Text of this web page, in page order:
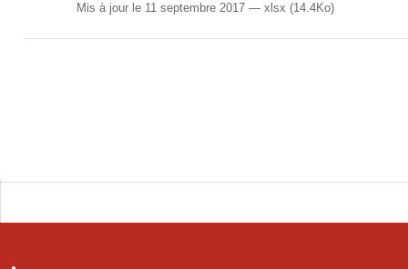
Mis à jour le 11 septembre 2017 xlsx(14.4Ko)